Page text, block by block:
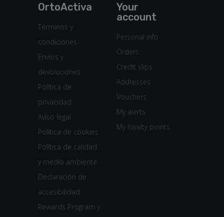
OrtoActiva
Términos y
condiciones
Envíos y
devoluciones
Política de
privacidad
Aviso legal
Política de cookies
Política de calidad
y medio ambiente
Declaración de
accesibilidad
Rewards Program y
Your
account
Personal info
Orders
Credit slips
Addresses
Vouchers
My alerts
My loyalty points